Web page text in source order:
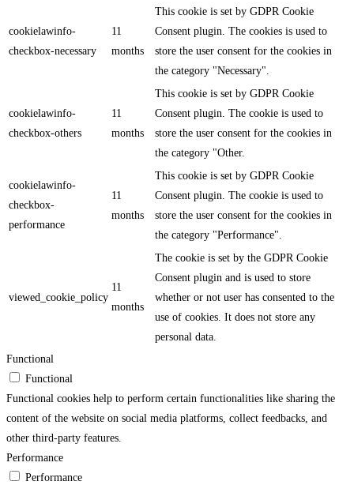
cookielawinfo-
checkbox-necessary
11
months
This cookie is set by GDPR Cookie
Consent plugin. The cookies is used to
store the user consent for the cookies in
the category "Necessary".
cookielawinfo-
checkbox-others
11
months
This cookie is set by GDPR Cookie
Consent plugin. The cookie is used to
store the user consent for the cookies in
the category "Other.
cookielawinfo-
checkbox-
performance
11
months
This cookie is set by GDPR Cookie
Consent plugin. The cookie is used to
store the user consent for the cookies in
the category "Performance".
viewed_cookie_policy
11
months
The cookie is set by the GDPR Cookie
Consent plugin and is used to store
whether or not user has consented to the
use of cookies. It does not store any
personal data.
Functional
Functional
Functional cookies help to perform certain functionalities like sharing the
content of the website on social media platforms, collect feedbacks, and
other third-party features.
Performance
Performance